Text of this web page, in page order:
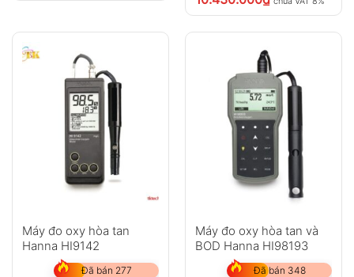
Máy đo oxy hòa tan
Hanna HI9142
Đã bán 277
Máy đo oxy hòa tan và
BOD Hanna HI98193
Đã bán 348